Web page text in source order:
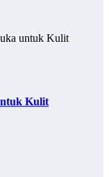
Kulit